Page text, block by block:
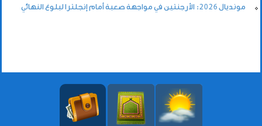
مونديال 2026: الأرجنتين في مواجهة صعبة أمام إنجلترا لبلوغ النهائي